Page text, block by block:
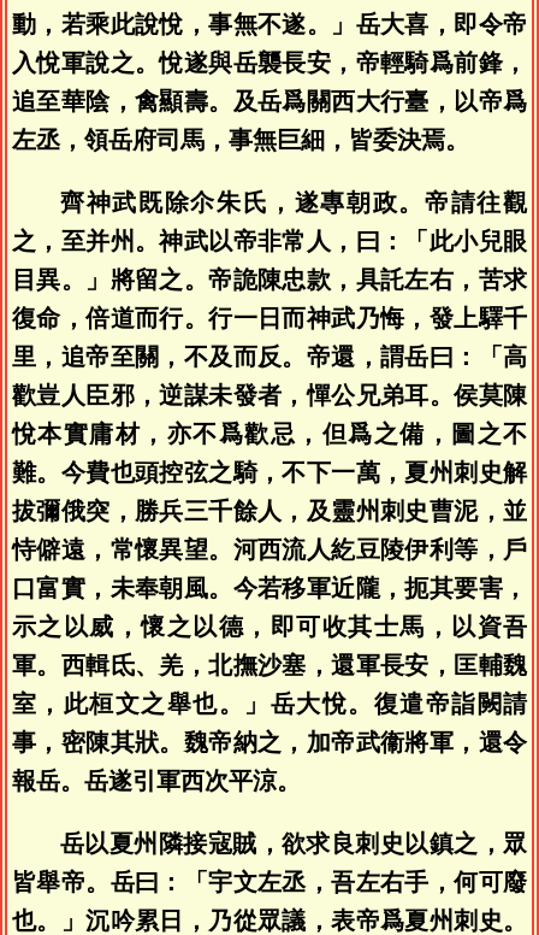
動，若乘此說悅，事無不遂。」岳大喜，即令帝
入悅軍說之。悅遂與岳襲長安，帝輕騎爲前鋒，
追至華陰，禽顯壽。及岳爲關西大行臺，以帝爲
左丞，領岳府司馬，事無巨細，皆委決焉。
齊神武既除尒朱氏，遂專朝政。帝請往觀
之，至并州。神武以帝非常人，曰：「此小兒眼
目異。」將留之。帝詭陳忠款，具託左右，苦求
復命，倍道而行。行一日而神武乃悔，發上驛千
里，追帝至關，不及而反。帝還，謂岳曰：「高
歡豈人臣邪，逆謀未發者，憚公兄弟耳。侯莫陳
悅本實庸材，亦不爲歡忌，但爲之備，圖之不
難。今費也頭控弦之騎，不下一萬，夏州刺史解
拔彌俄突，勝兵三千餘人，及靈州刺史曹泥，並
恃僻遠，常懷異望。河西流人紇豆陵伊利等，戶
口富實，未奉朝風。今若移軍近隴，扼其要害，
示之以威，懷之以德，即可收其士馬，以資吾
軍。西輯氐、羌，北撫沙塞，還軍長安，匡輔魏
室，此桓文之舉也。」岳大悅。復遣帝詣闕請
事，密陳其狀。魏帝納之，加帝武衞將軍，還令
報岳。岳遂引軍西次平涼。
岳以夏州隣接寇賊，欲求良刺史以鎮之，眾
皆舉帝。岳曰：「宇文左丞，吾左右手，何可廢
也。」沉吟累日，乃從眾議，表帝爲夏州刺史。